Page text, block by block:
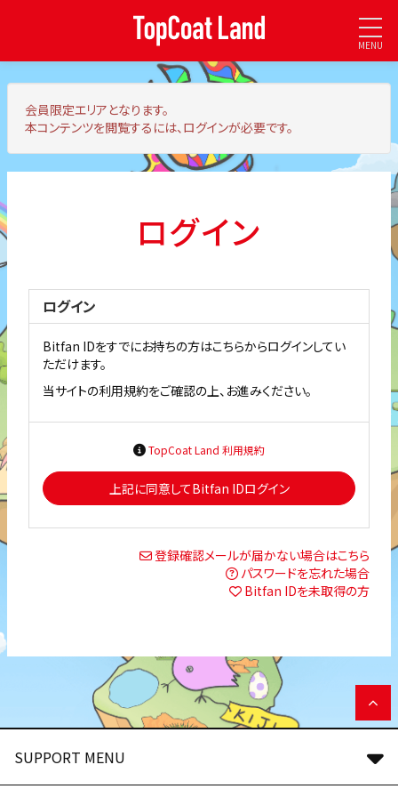
MENU
会員限定エリア となります。
本コンテンツを閲覧するには、ログインが必要です。
ログイン
ログイン
Bitfan IDをすでにお持ちの方はこちらからログインしてい
ただけます。
当サイトの利用規約をご確認の上、お進みください。
TopCoat Land 利用規約
上記に同意してBitfan IDログイン
登録確認メールが届かない場合はこちら
パスワードを忘れた場合
Bitfan IDを未取得の方
SUPPORT MENU